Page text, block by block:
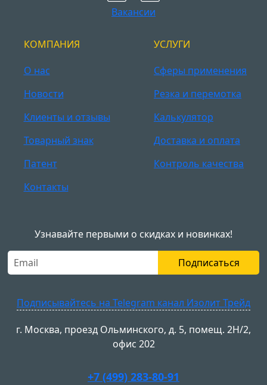
Вакансии
КОМПАНИЯ
О нас
Новости
Клиенты и отзывы
Товарный знак
Патент
Контакты
УСЛУГИ
Сферы применения
Резка и перемотка
Калькулятор
Доставка и оплата
Контроль качества
Узнавайте первыми о скидках и новинках!
Подписаться
Подписывайтесь на Telegram канал Изолит Трейд
г. Москва, проезд Ольминского, д. 5, помещ. 2Н/2,
офис 202
+7 (499) 283-80-91